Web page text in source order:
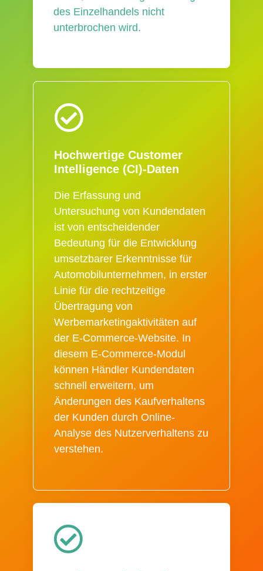
des Einzelhandels nicht
unterbrochen wird.
Hochwertige Customer
Intelligence (CI)-Daten
Die Erfassung und
Untersuchung von Kundendaten
ist von entscheidender
Bedeutung für die Entwicklung
umsetzbarer Erkenntnisse für
Automobilunternehmen, in erster
Linie für die rechtzeitige
Übertragung von
Werbemarketingaktivitäten auf
der E-Commerce-Website. In
diesem E-Commerce-Modul
können Händler Kundendaten
schnell erweitern, um
Änderungen des Kaufverhaltens
der Kunden durch Online-
Analyse des Nutzerverhaltens zu
verstehen.